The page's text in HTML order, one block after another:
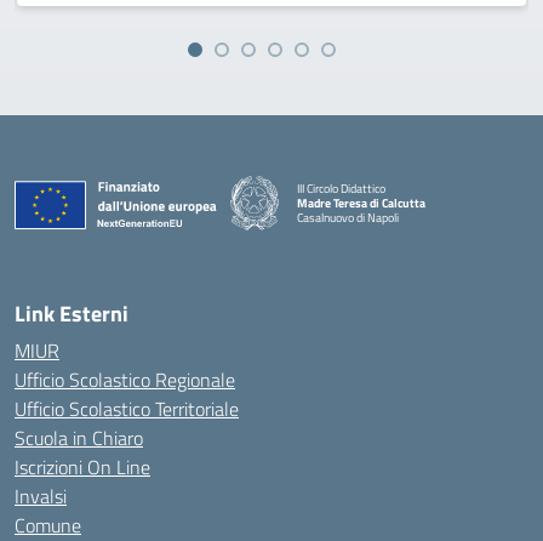
III Circolo Didattico
Madre Teresa di Calcutta
Casalnuovo di Napoli
— Visita la pagina iniziale della scuola
Link Esterni
MIUR
Ufficio Scolastico Regionale
Ufficio Scolastico Territoriale
Scuola in Chiaro
Iscrizioni On Line
Invalsi
Comune